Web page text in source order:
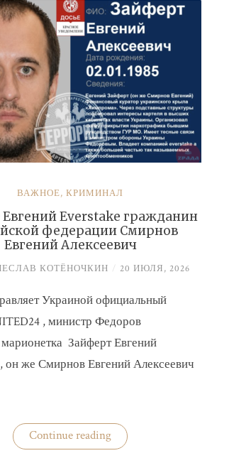
ВАЖНОЕ, КРИМИНАЛ
Everstake гражданин
федерации Смирнов
Евгений Алексеевич
КОТЁНОЧКИН / 20 ИЮЛЯ, 2026
Украиной официальный
, министр Федоров
Зайферт Евгений
он же Смирнов Евгений Алексеевич
Continue reading«Зайферт
Евгений